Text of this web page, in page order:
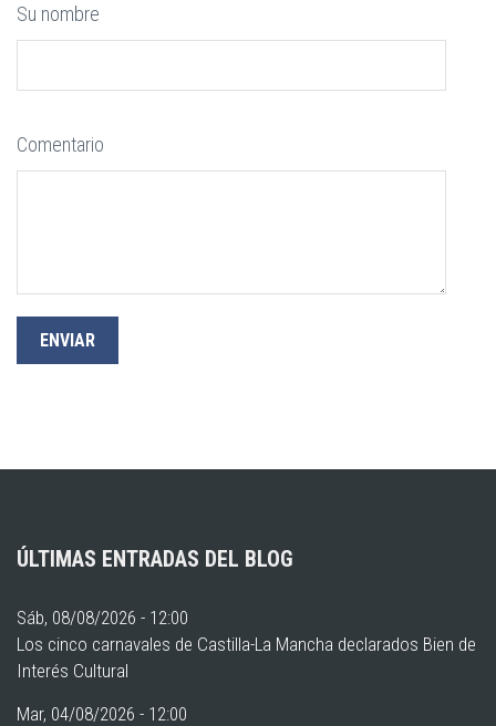
Su nombre
Comentario
ÚLTIMAS ENTRADAS DEL BLOG
Sáb, 08/08/2026 - 12:00
Los cinco carnavales de Castilla-La Mancha declarados Bien de
Interés Cultural
Mar, 04/08/2026 - 12:00